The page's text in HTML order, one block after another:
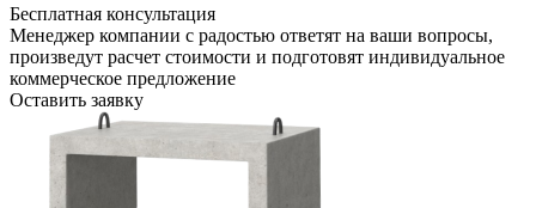
Бесплатная консультация
Менеджер компании с радостью ответят на ваши вопросы,
произведут расчет стоимости и подготовят индивидуальное
коммерческое предложение
Оставить заявку